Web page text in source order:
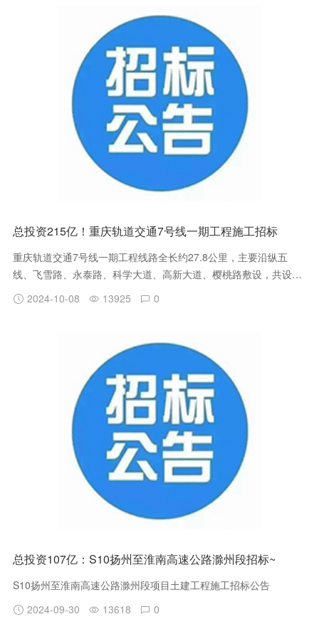
总投资215亿！重庆轨道交通7号线一期工程施工招标
重庆轨道交通7号线一期工程线路全长约27.8公里，主要沿纵五
线、飞雪路、永泰路、科学大道、高新大道、樱桃路敷设，共设车
站18座，换乘站7座，分别与规划17号线、15号线、27号线、永川
线、19号线及既有1号线换乘；一期工程全线平均站间距约1.6公
2024-10-08 13925 0
总投资107亿：S10扬州至淮南高速公路滁州段招标~
S10扬州至淮南高速公路滁州段项目土建工程施工招标公告
2024-09-30
13618 0